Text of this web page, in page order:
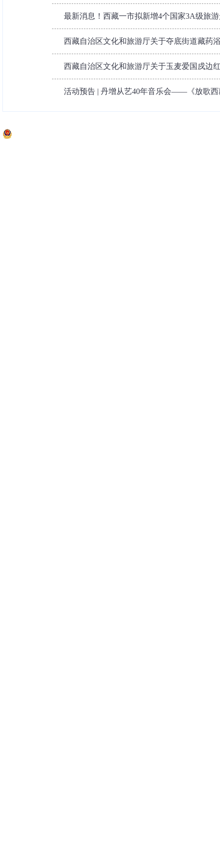
最新消息！西藏一市拟新增4个国家3A级旅
西藏自治区文化和旅游厅关于夺底街道藏药
西藏自治区文化和旅游厅关于玉麦爱国戍边
活动预告 | 丹增从艺40年音乐会——《放歌西